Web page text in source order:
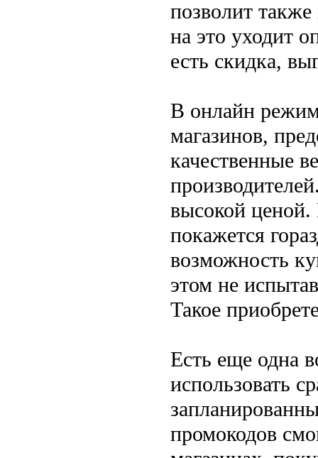
позволит
на это уходит
есть скидка,
В онлайн
магазинов,
качественные
высокой ценой.
покажется
возможность
этом не
Такое
Есть еще одна
использовать
промокодов